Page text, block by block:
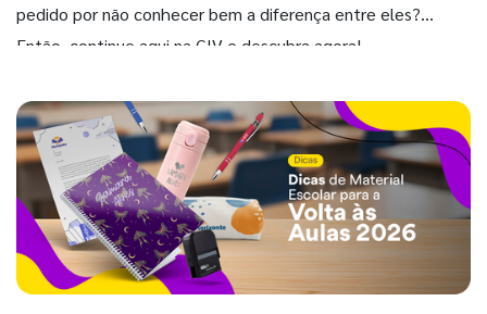
pedido por não conhecer bem a diferença entre eles?
Então, continue aqui na GIV e descubra agora!